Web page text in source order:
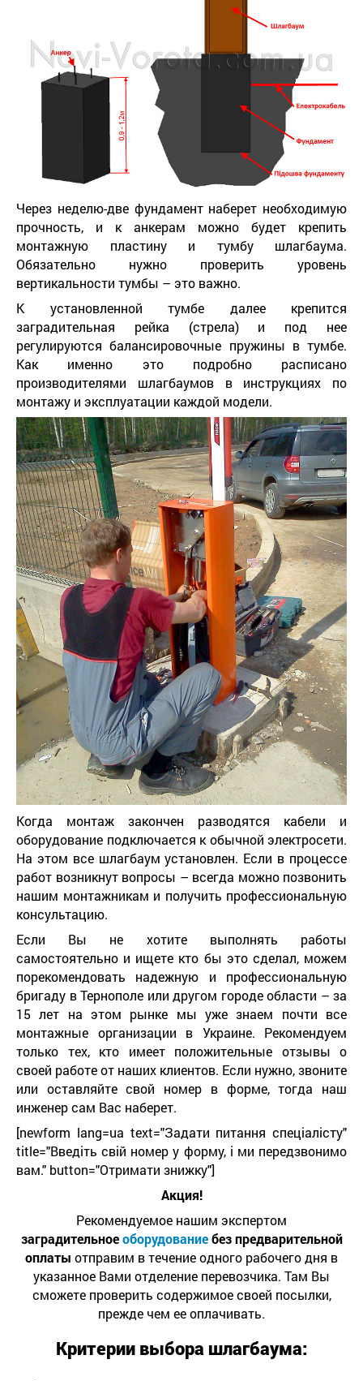
Через неделю-две фундамент наберет необходимую
прочность, и к анкерам можно будет крепить
монтажную пластину и тумбу шлагбаума.
Обязательно нужно проверить уровень
вертикальности тумбы – это важно.
К установленной тумбе далее крепится
заградительная рейка (стрела) и под нее
регулируются балансировочные пружины в тумбе.
Как именно это подробно расписано
производителями шлагбаумов в инструкциях по
монтажу и эксплуатации каждой модели.
Когда монтаж закончен разводятся кабели и
оборудование подключается к обычной электросети.
На этом все шлагбаум установлен. Если в процессе
работ возникнут вопросы – всегда можно позвонить
нашим монтажникам и получить профессиональную
консультацию.
Если Вы не хотите выполнять работы
самостоятельно и ищете кто бы это сделал, можем
порекомендовать надежную и профессиональную
бригаду в Тернополе или другом городе области – за
15 лет на этом рынке мы уже знаем почти все
монтажные организации в Украине. Рекомендуем
только тех, кто имеет положительные отзывы о
своей работе от наших клиентов. Если нужно, звоните
или оставляйте свой номер в форме, тогда наш
инженер сам Вас наберет.
[newform lang=ua text="Задати питання спеціалісту"
title="Введіть свій номер у форму, і ми передзвонимо
вам." button="Отримати знижку"]
Акция!
Рекомендуемое нашим экспертом
заградительное оборудование без предварительной
оплаты отправим в течение одного рабочего дня в
указанное Вами отделение перевозчика. Там Вы
сможете проверить содержимое своей посылки,
прежде чем ее оплачивать.
Критерии выбора шлагбаума: